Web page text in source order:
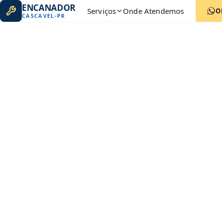
ENCANADOR
CASCAVEL-PR Serviços Onde Atendemos